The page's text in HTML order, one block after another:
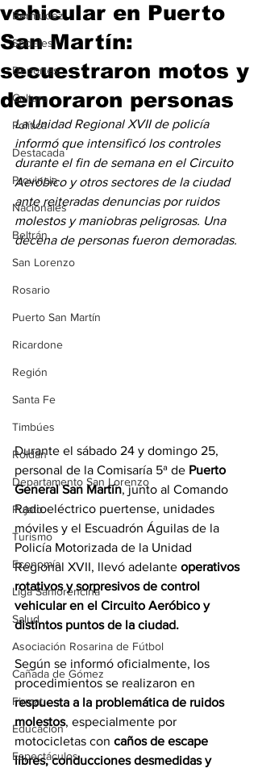
Bermúdez
Sociales
Deportes
Cultura
Política
Destacada
Provincia
Nacionales
Beltrán
San Lorenzo
Rosario
Puerto San Martín
Ricardone
Región
Santa Fe
Timbúes
Roldán
Departamento San Lorenzo
Pujato
Turismo
Economía
Liga Sanlorencina
Salud
Asociación Rosarina de Fútbol
Cañada de Gómez
Firmat
Educación
Espectáculos
vehicular en Puerto
San Martín:
secuestraron motos y
demoraron personas
La Unidad Regional XVII de policía
informó que intensificó los controles
durante el fin de semana en el Circuito
Aeróbico y otros sectores de la ciudad
ante reiteradas denuncias por ruidos
molestos y maniobras peligrosas. Una
decena de personas fueron demoradas.
Durante el sábado 24 y domingo 25,
personal de la Comisaría 5ª de Puerto
General San Martín, junto al Comando
Radioeléctrico puertense, unidades
móviles y el Escuadrón Águilas de la
Policía Motorizada de la Unidad
Regional XVII, llevó adelante operativos
rotativos y sorpresivos de control
vehicular en el Circuito Aeróbico y
distintos puntos de la ciudad.
Según se informó oficialmente, los
procedimientos se realizaron en
respuesta a la problemática de ruidos
molestos, especialmente por
motocicletas con caños de escape
libres, conducciones desmedidas y